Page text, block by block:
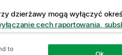
dzierżawy mogą wyłączyć
cech raportowania,
cechy na poziomie dzierżawy dla
to